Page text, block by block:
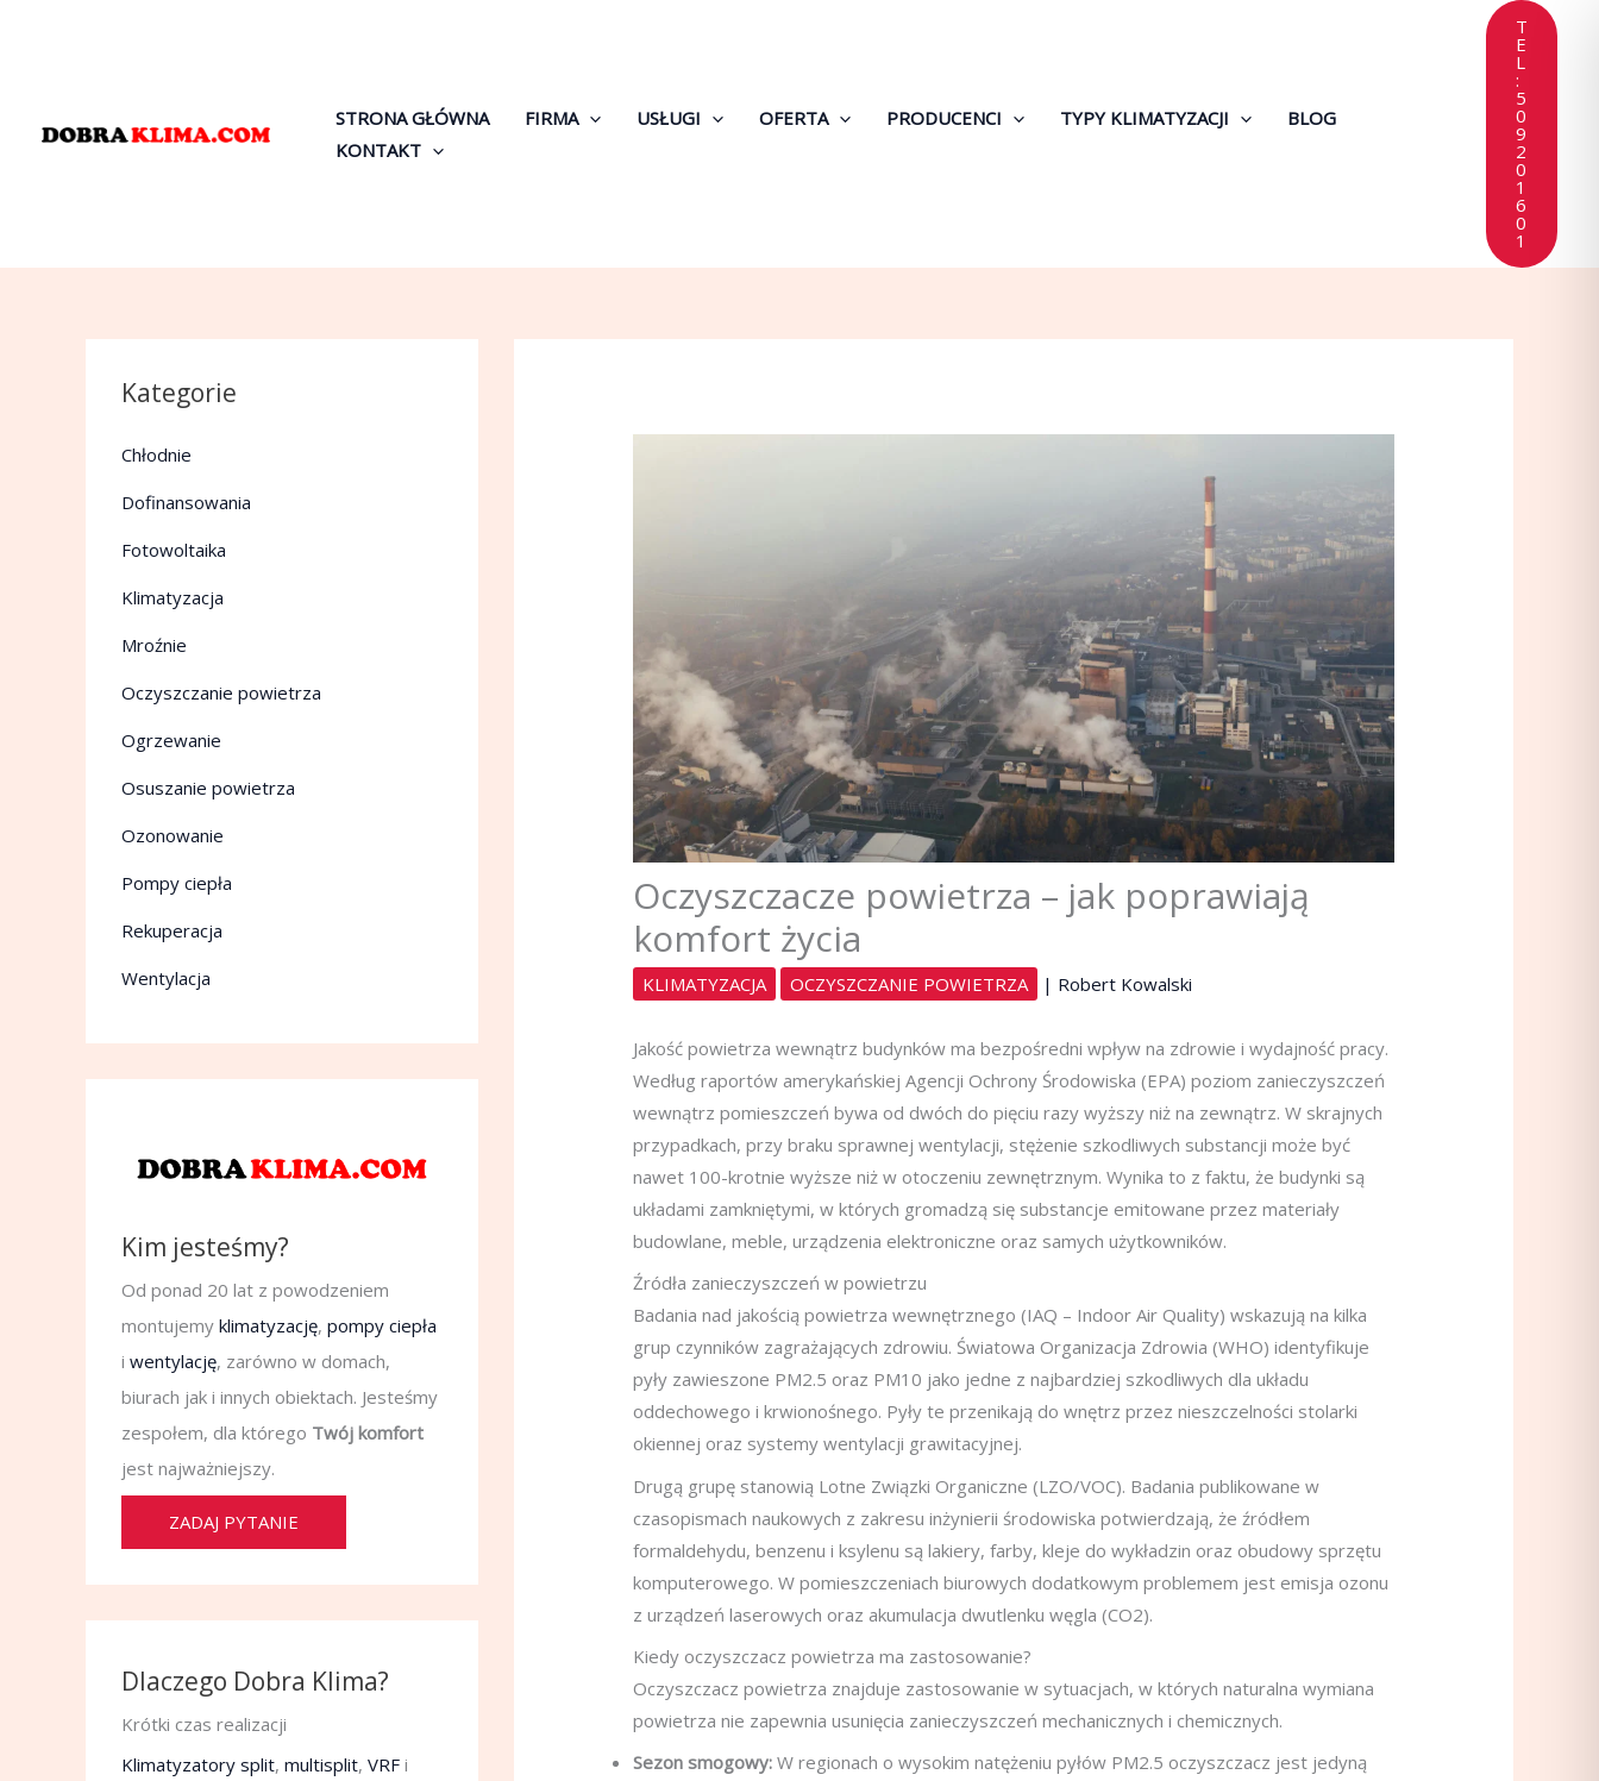
STRONA GŁÓWNA
FIRMA USŁUGI OFERTA PRODUCENCI TYPY KLIMATYZACJI
BLOG
KONTAKT
T
E
L
:
5
0
9
2
0
1
6
0
1
Kategorie
Chłodnie
Dofinansowania
Fotowoltaika
Klimatyzacja
Mroźnie
Oczyszczanie powietrza
Ogrzewanie
Osuszanie powietrza
Ozonowanie
Pompy ciepła
Rekuperacja
Wentylacja
Kim jesteśmy?
Od ponad 20 lat z powodzeniem
montujemy klimatyzację, pompy ciepła
i wentylację, zarówno w domach,
biurach jak i innych obiektach. Jesteśmy
zespołem, dla którego Twój komfort
jest najważniejszy.
ZADAJ PYTANIE
Dlaczego Dobra Klima?
Krótki czas realizacji
Klimatyzatory split, multisplit, VRF i
Oczyszczacze powietrza – jak poprawiają
komfort życia
KLIMATYZACJA OCZYSZCZANIE POWIETRZA | Robert Kowalski
Jakość powietrza wewnątrz budynków ma bezpośredni wpływ na zdrowie i wydajność pracy.
Według raportów amerykańskiej Agencji Ochrony Środowiska (EPA) poziom zanieczyszczeń
wewnątrz pomieszczeń bywa od dwóch do pięciu razy wyższy niż na zewnątrz. W skrajnych
przypadkach, przy braku sprawnej wentylacji, stężenie szkodliwych substancji może być
nawet 100-krotnie wyższe niż w otoczeniu zewnętrznym. Wynika to z faktu, że budynki są
układami zamkniętymi, w których gromadzą się substancje emitowane przez materiały
budowlane, meble, urządzenia elektroniczne oraz samych użytkowników.
Źródła zanieczyszczeń w powietrzu
Badania nad jakością powietrza wewnętrznego (IAQ – Indoor Air Quality) wskazują na kilka
grup czynników zagrażających zdrowiu. Światowa Organizacja Zdrowia (WHO) identyfikuje
pyły zawieszone PM2.5 oraz PM10 jako jedne z najbardziej szkodliwych dla układu
oddechowego i krwionośnego. Pyły te przenikają do wnętrz przez nieszczelności stolarki
okiennej oraz systemy wentylacji grawitacyjnej.
Drugą grupę stanowią Lotne Związki Organiczne (LZO/VOC). Badania publikowane w
czasopismach naukowych z zakresu inżynierii środowiska potwierdzają, że źródłem
formaldehydu, benzenu i ksylenu są lakiery, farby, kleje do wykładzin oraz obudowy sprzętu
komputerowego. W pomieszczeniach biurowych dodatkowym problemem jest emisja ozonu
z urządzeń laserowych oraz akumulacja dwutlenku węgla (CO2).
Kiedy oczyszczacz powietrza ma zastosowanie?
Oczyszczacz powietrza znajduje zastosowanie w sytuacjach, w których naturalna wymiana
powietrza nie zapewnia usunięcia zanieczyszczeń mechanicznych i chemicznych.
Sezon smogowy: W regionach o wysokim natężeniu pyłów PM2.5 oczyszczacz jest jedyną